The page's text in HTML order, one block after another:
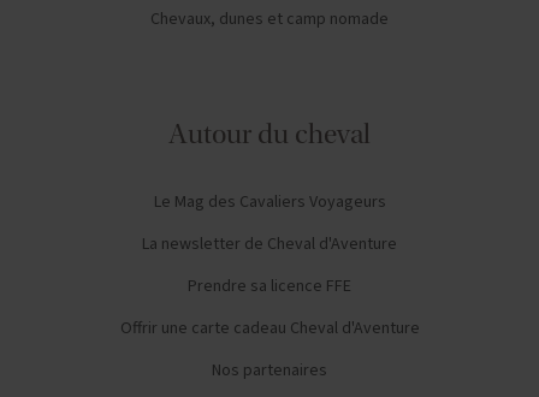
Chevaux, dunes et camp nomade
Autour du cheval
Le Mag des Cavaliers Voyageurs
La newsletter de Cheval d'Aventure
Prendre sa licence FFE
Offrir une carte cadeau Cheval d'Aventure
Nos partenaires